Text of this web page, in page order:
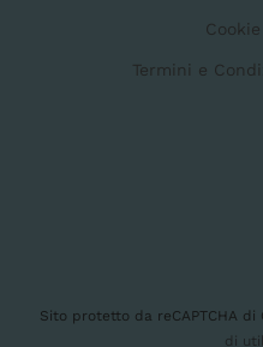
Termini e
Sito protetto da reCAPTCHA di
di